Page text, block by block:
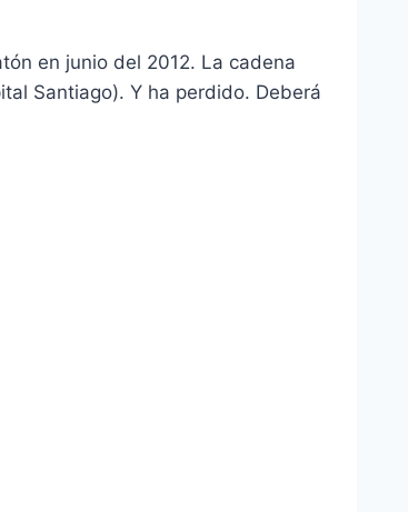
en junio del 2012. La cadena
Santiago). Y ha perdido. Deberá